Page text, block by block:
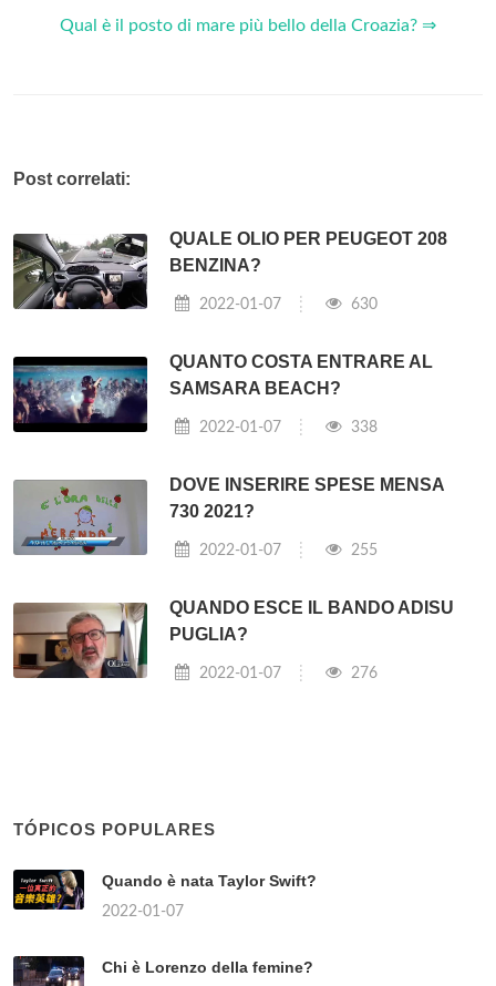
Qual è il posto di mare più bello della Croazia? ⇒
Post correlati:
QUALE OLIO PER PEUGEOT 208
BENZINA?
2022-01-07 630
QUANTO COSTA ENTRARE AL
SAMSARA BEACH?
2022-01-07 338
DOVE INSERIRE SPESE MENSA
730 2021?
2022-01-07 255
QUANDO ESCE IL BANDO ADISU
PUGLIA?
2022-01-07 276
TÓPICOS POPULARES
Quando è nata Taylor Swift?
2022-01-07
Chi è Lorenzo della femine?